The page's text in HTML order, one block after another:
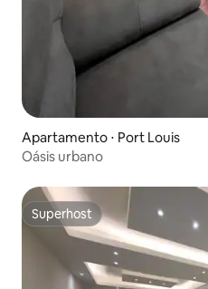
Apartamento ⋅ Port Louis
Oásis urbano
Superhost
Superhost